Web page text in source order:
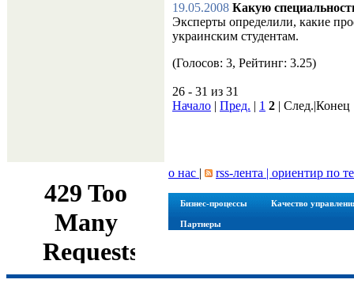
19.05.2008 Какую
Эксперты определили, какие
украинским студентам.
(Голосов: 3, Рейтинг: 3.25)
26 - 31 из 31
Начало | Пред. | 1 2 | След.|Конец
о нас | rss-лента | ориентир по
Бизнес-процессы Качество
Партнеры